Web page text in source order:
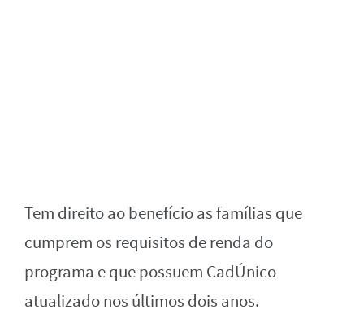
Tem direito ao benefício as famílias que
cumprem os requisitos de renda do
programa e que possuem CadÚnico
atualizado nos últimos dois anos.